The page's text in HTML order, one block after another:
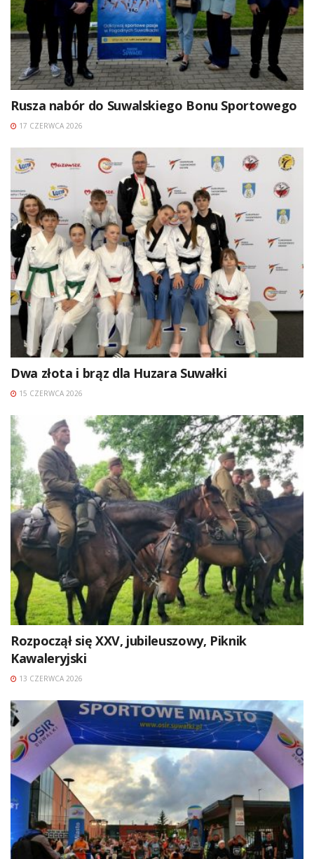
Rusza nabór do Suwalskiego Bonu Sportowego
17 CZERWCA 2026
Dwa złota i brąz dla Huzara Suwałki
15 CZERWCA 2026
Rozpoczął się XXV, jubileuszowy, Piknik
Kawaleryjski
13 CZERWCA 2026